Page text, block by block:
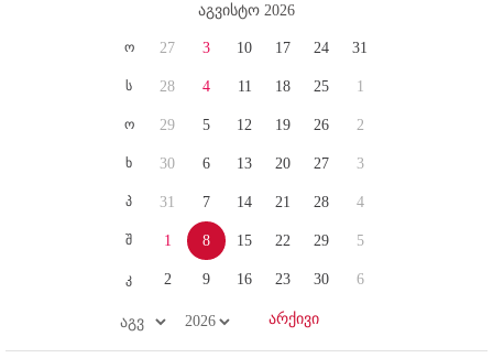
აგვისტო 2026
ო
ს
ო
ხ
პ
შ
კ
27
28
29
30
31
1
2
3
4
5
6
7
8
9
10
11
12
13
14
15
16
17
18
19
20
21
22
23
24
25
26
27
28
29
30
31
1
2
3
4
5
6